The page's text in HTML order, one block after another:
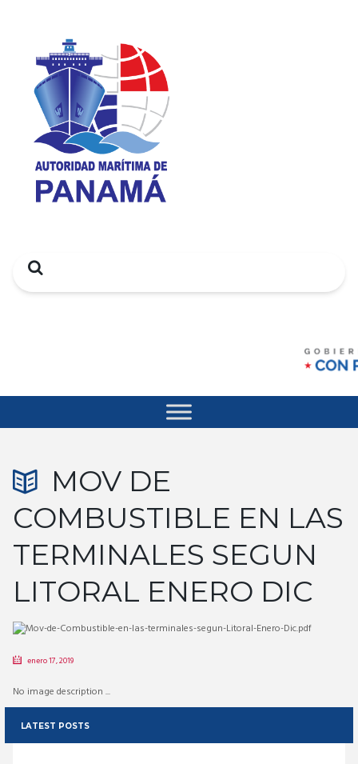
Search
MOV DE
COMBUSTIBLE EN LAS
TERMINALES SEGUN
LITORAL ENERO DIC
enero 17, 2019
No image description ...
LATEST POSTS